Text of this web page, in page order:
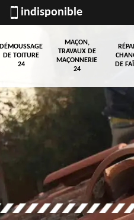
indisponible
DÉMOUSSAGE
DE TOITURE
24
MAÇON,
TRAVAUX DE
MAÇONNERIE
24
DE